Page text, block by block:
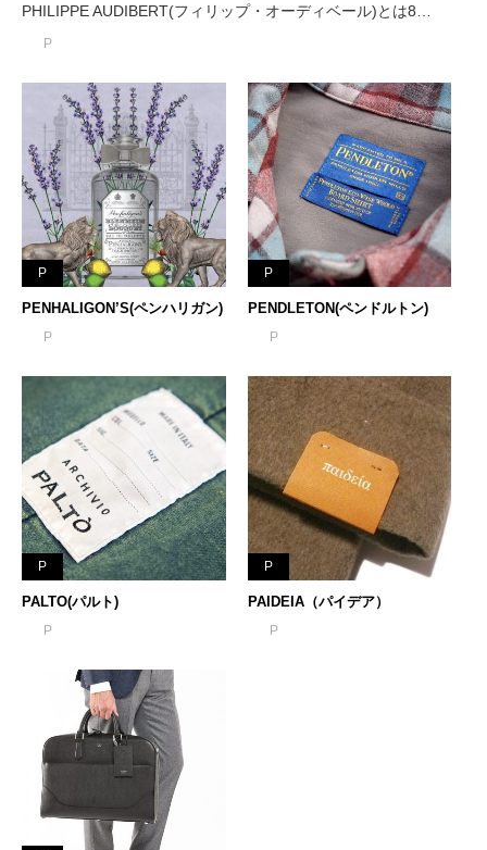
PHILIPPE AUDIBERT(フィリップ・オーディベール)とは8…
P
P
PENHALIGON’S(ペンハリガン)
P
P
PENDLETON(ペンドルトン)
P
P
PALTO(パルト)
P
P
PAIDEIA（パイデア）
P